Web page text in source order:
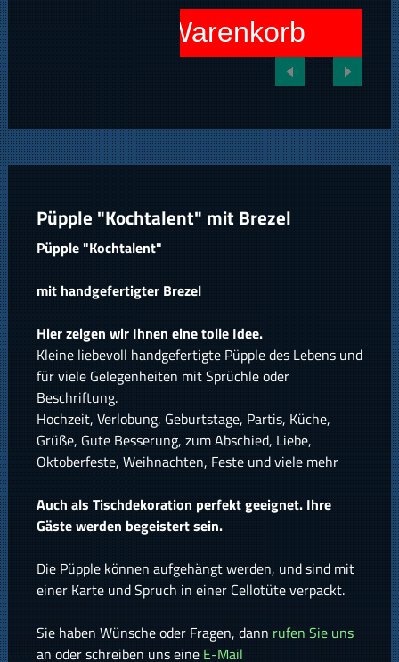
In den Warenkorb
Püpple "Kochtalent" mit Brezel
Püpple "Kochtalent"
mit handgefertigter Brezel
Hier zeigen wir Ihnen eine tolle Idee.
Kleine liebevoll handgefertigte Püpple des Lebens und
für viele Gelegenheiten mit Sprüchle oder
Beschriftung.
Hochzeit, Verlobung, Geburtstage, Partis, Küche,
Grüße, Gute Besserung, zum Abschied, Liebe,
Oktoberfeste, Weihnachten, Feste und viele mehr
Auch als Tischdekoration perfekt geeignet. Ihre
Gäste werden begeistert sein.
Die Püpple können aufgehängt werden, und sind mit
einer Karte und Spruch in einer Cellotüte verpackt.
Sie haben Wünsche oder Fragen, dann rufen Sie uns
an oder schreiben uns eine E-Mail